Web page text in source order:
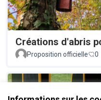
Créations d'abris
Proposition officielle
0